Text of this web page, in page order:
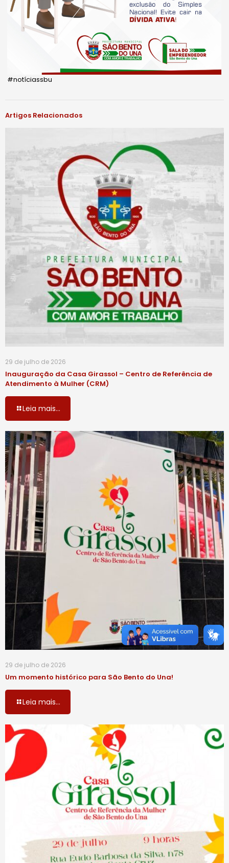
#notíciassbu
Artigos Relacionados
29 de julho de 2026
Inauguração da Casa Girassol – Centro de Referência de
Atendimento à Mulher (CRM)
Leia mais...
29 de julho de 2026
Um momento histórico para São Bento do Una!
Leia mais...